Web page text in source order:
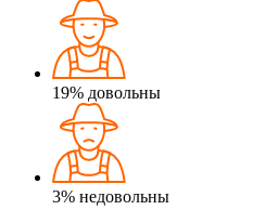
19% довольны
3% недовольны